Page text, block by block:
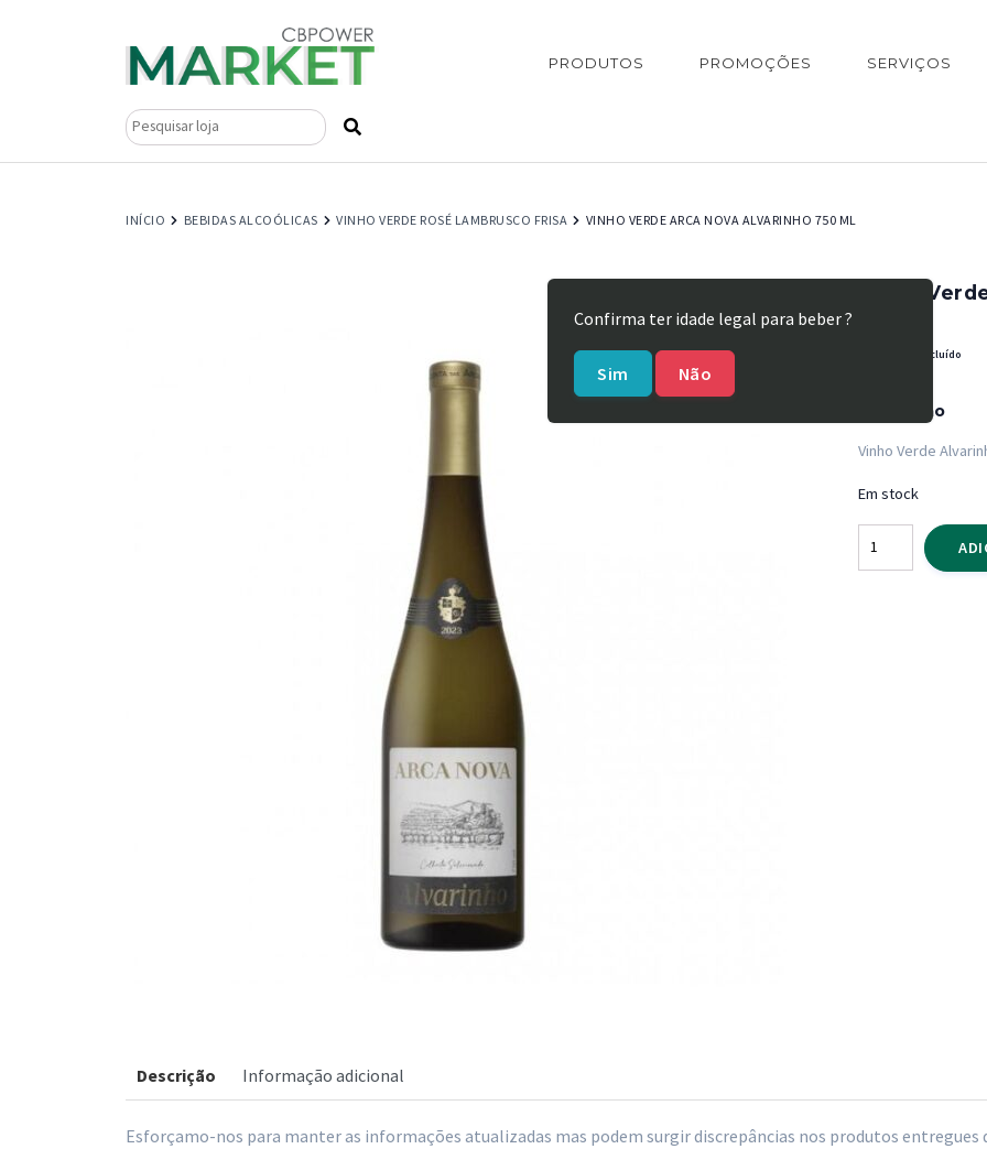
PRODUTOS PROMOÇÕES SERVIÇOS
Pesquisar
INÍCIO BEBIDAS ALCOÓLICAS VINHO VERDE ROSÉ LAMBRUSCO FRISA VINHO VERDE ARCA NOVA ALVARINHO 750 ML
Confirma ter idade legal para beber ?
Sim Não
Vinho
IVA incluído
Descrição
Vinho Verde
Em stock
Quantidade
de
Descrição Informação adicional
Esforçamo-nos para manter as informações atualizadas mas podem surgir discrepâncias nos produtos